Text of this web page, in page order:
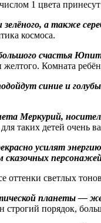
1 цвета
а также
космоса.
счастья
Комната
синие и
Меркурий,
таких детей очень
усилят
оттенки светлых
планеты —
порядок,